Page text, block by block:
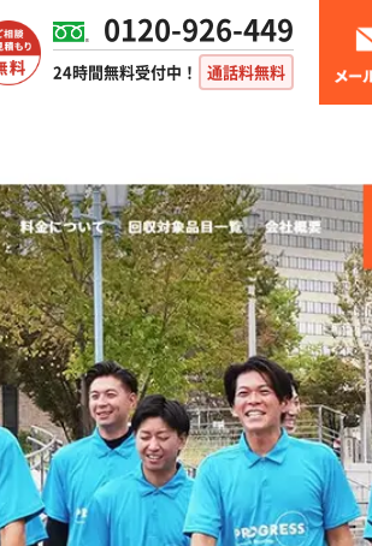
0120-926-449
24時間無料受付中！ 通話料無料